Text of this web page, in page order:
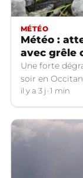
MÉTÉO
Météo :
avec grêle
Une forte
soir en
il y a 3 j 1 min